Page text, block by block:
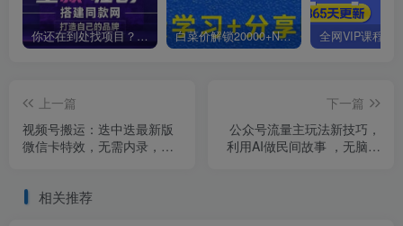
你还在到处找项目？还在当韭菜？我靠卖项目一个月收入5万+，曾经我也是个失败者。 白菜价解锁20000+N个赚钱机会，加入星叙轻创会员，全站资源免费学习。
上一篇
视频号搬运：迭中迭最新版
微信卡特效，无需内录，无
下一篇
公众号流量主玩法新技巧，
利用AI做民间故事 ，无脑式
相关推荐